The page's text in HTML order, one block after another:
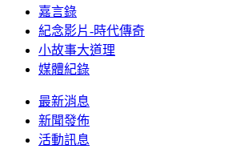
嘉言錄
紀念影片-時代傳奇
小故事大道理
媒體紀錄
最新消息
新聞發佈
活動訊息